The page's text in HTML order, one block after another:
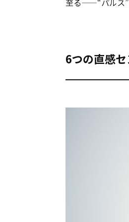
6つの直感